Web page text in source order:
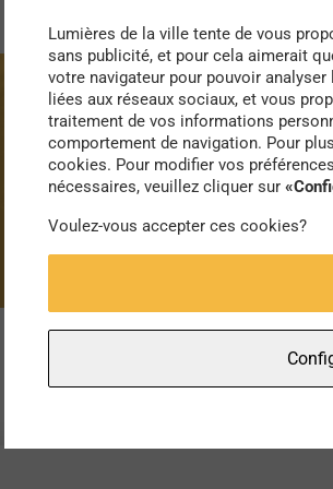
Lumières de la ville tente de vous
sans publicité, et pour cela aimerait
votre navigateur pour pouvoir
liées aux réseaux sociaux, et vous
traitement de vos informations
comportement de navigation. Pour
cookies. Pour modifier vos
nécessaires, veuillez cliquer sur
Voulez-vous accepter ces cookies?